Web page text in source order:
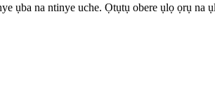
ụba na ntinye uche. Ọtụtụ obere ụlọ ọrụ na